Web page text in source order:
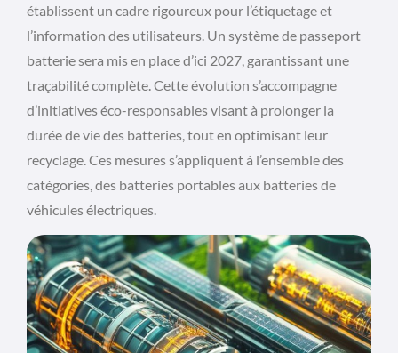
établissent un cadre rigoureux pour l’étiquetage et
l’information des utilisateurs. Un système de passeport
batterie sera mis en place d’ici 2027, garantissant une
traçabilité complète. Cette évolution s’accompagne
d’initiatives éco-responsables visant à prolonger la
durée de vie des batteries, tout en optimisant leur
recyclage. Ces mesures s’appliquent à l’ensemble des
catégories, des batteries portables aux batteries de
véhicules électriques.